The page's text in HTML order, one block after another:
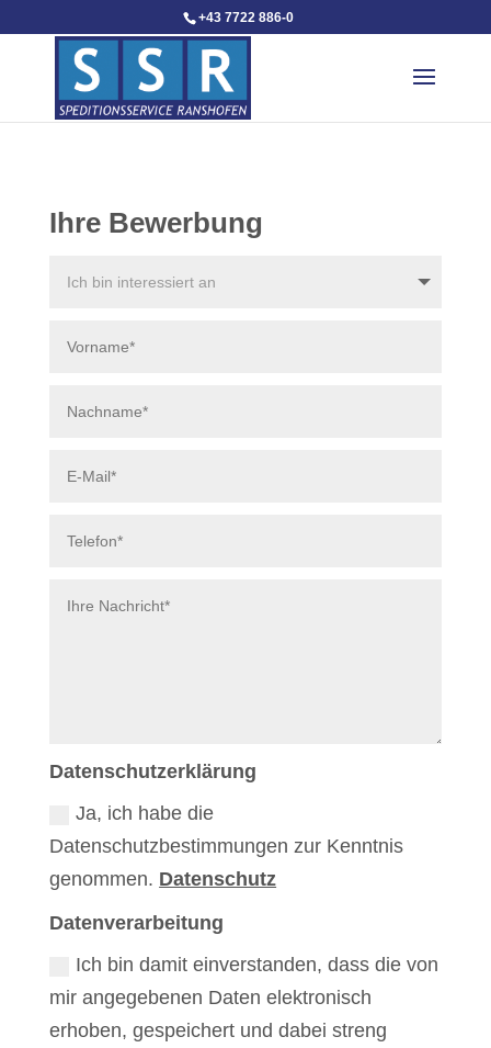
+43 7722 886-0
Ihre Bewerbung
Datenschutzerklärung
Ja, ich habe die
Datenschutzbestimmungen zur Kenntnis
genommen. Datenschutz
Datenverarbeitung
Ich bin damit einverstanden, dass die von
mir angegebenen Daten elektronisch
erhoben, gespeichert und dabei streng